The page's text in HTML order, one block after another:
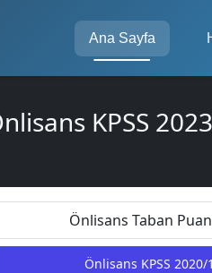
Ana Sayfa
KPSS
Önlisans Taban
Önlisans KPSS 2020/1